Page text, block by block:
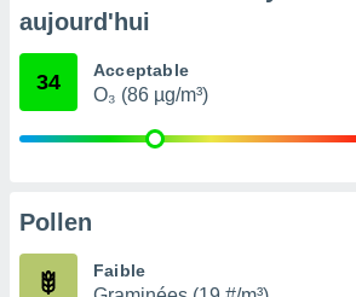
ou
de la
non
aujourd'hui
34 Acceptable
O₃ (86 µg/m³)
Pollen
Faible